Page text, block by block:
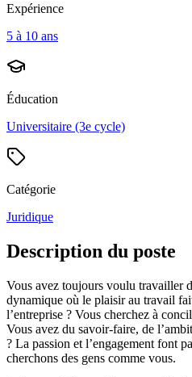
Expérience
5 à 10 ans
Éducation
Universitaire (3e cycle)
Catégorie
Juridique
Description du poste
Vous avez toujours voulu travailler
dynamique où le plaisir au travail
l’entreprise ? Vous cherchez à
Vous avez du savoir-faire, de
? La passion et l’engagement font
cherchons des gens comme vous.